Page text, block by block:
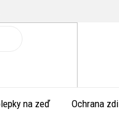
na zeď Ochrana zdi